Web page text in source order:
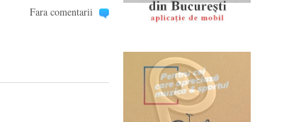
Fara comentarii